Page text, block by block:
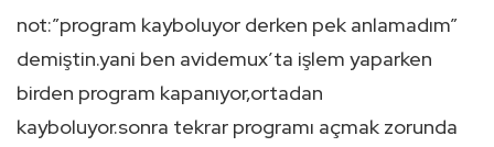
not:”program kayboluyor derken pek anlamadım”
demiştin.yani ben avidemux’ta işlem yaparken
birden program kapanıyor,ortadan
kayboluyor.sonra tekrar programı açmak zorunda